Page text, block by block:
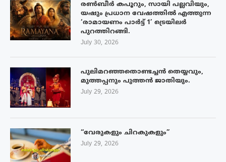
രൺബീർ കപൂറും, സായി പല്ലവിയും,
യഷും പ്രധാന വേഷത്തിൽ എത്തുന്ന
‘രാമായണം പാർട്ട് 1’ ട്രെയിലർ
പുറത്തിറങ്ങി.
July 30, 2026
പുലിമറഞ്ഞതൊണ്ടച്ചൻ തെയ്യവും,
മുത്തപ്പനും പുത്തൻ ജാതിയും.
July 29, 2026
“വേരുകളും ചിറകുകളും”
July 29, 2026